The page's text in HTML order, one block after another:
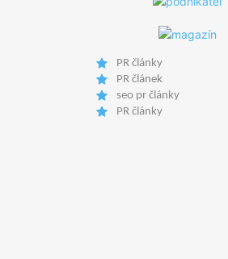
PR články
PR článek
seo pr články
PR články